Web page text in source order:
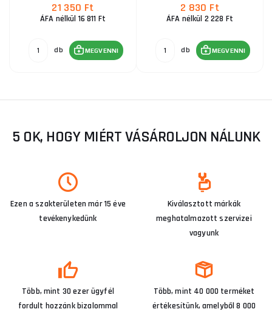
21 350 Ft
ÁFA nélkül 16 811 Ft
db MEGVENNI
2 830 Ft
ÁFA nélkül 2 228 Ft
db MEGVENNI
5 OK, HOGY MIÉRT VÁSÁROLJON NÁLUNK
Ezen a szakterületen már 15 éve
tevékenykedünk
Kiválasztott márkák
meghatalmazott szervizei
vagyunk
Több, mint 30 ezer ügyfél
fordult hozzánk bizalommal
Több, mint 40 000 terméket
értékesítünk, amelyből 8 000